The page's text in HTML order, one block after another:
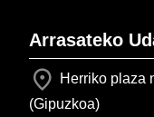
Arrasateko
Herriko plaza
(Gipuzkoa)